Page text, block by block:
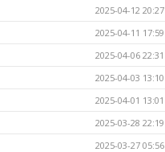
2025-04-12 20:27
2025-04-11 17:59
2025-04-06 22:31
2025-04-03 13:10
2025-04-01 13:01
2025-03-28 22:19
2025-03-27 05:56